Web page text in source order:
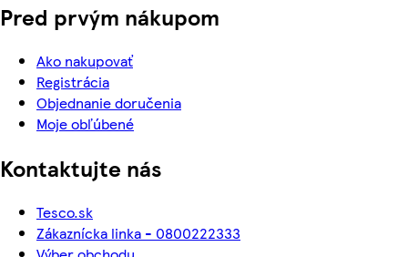
Pred prvým nákupom
Ako nakupovať
Registrácia
Objednanie doručenia
Moje obľúbené
Kontaktujte nás
Tesco.sk
Zákaznícka linka - 0800222333